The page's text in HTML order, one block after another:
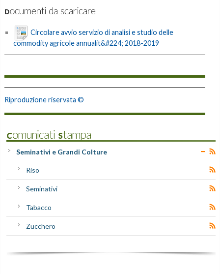
Documenti da scaricare
Circolare avvio servizio di analisi e studio delle
commodity agricole annualit&#224; 2018-2019
Riproduzione riservata ©
Comunicati Stampa
Seminativi e Grandi Colture
Riso
Seminativi
Tabacco
Zucchero